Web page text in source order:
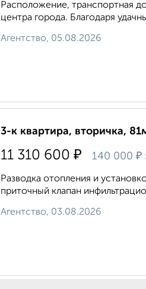
Расположение, транспортная
центра города. Благодаря
Агентство, 05.08.2026
3-к квартира, вторичка,
11 310 600 ₽ 140 000 ₽
Разводка отопления и
приточный клапан
Агентство, 03.08.2026